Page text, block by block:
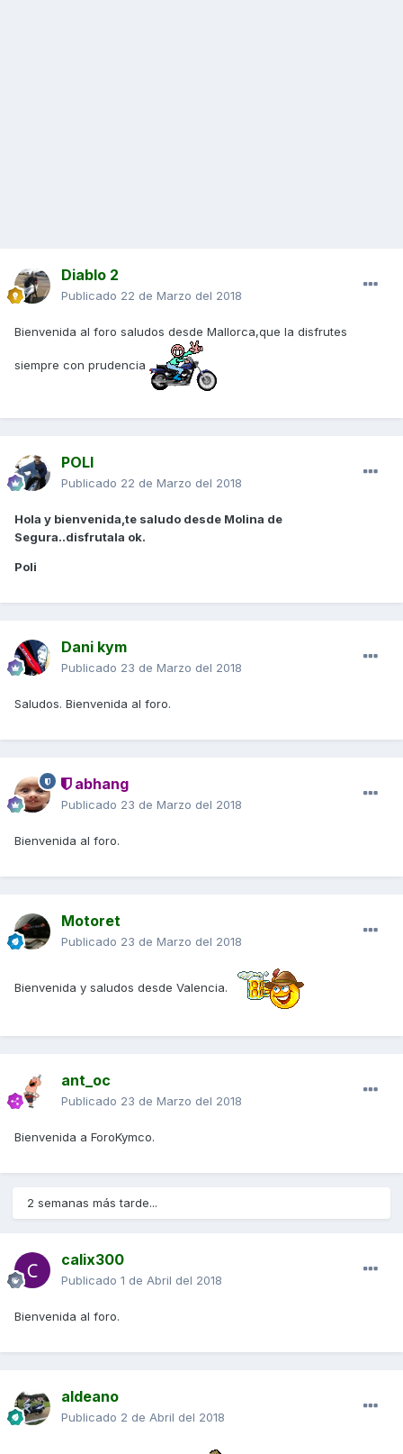
Diablo 2
Publicado 22 de Marzo del 2018
Bienvenida al foro saludos desde Mallorca,que la disfrutes
siempre con prudencia
POLI
Publicado 22 de Marzo del 2018
Hola y bienvenida,te saludo desde Molina de
Segura..disfrutala ok.
Poli
Dani kym
Publicado 23 de Marzo del 2018
Saludos. Bienvenida al foro.
abhang
Publicado 23 de Marzo del 2018
Bienvenida al foro.
Motoret
Publicado 23 de Marzo del 2018
Bienvenida y saludos desde Valencia.
ant_oc
Publicado 23 de Marzo del 2018
Bienvenida a ForoKymco.
2 semanas más tarde...
calix300
Publicado 1 de Abril del 2018
Bienvenida al foro.
aldeano
Publicado 2 de Abril del 2018